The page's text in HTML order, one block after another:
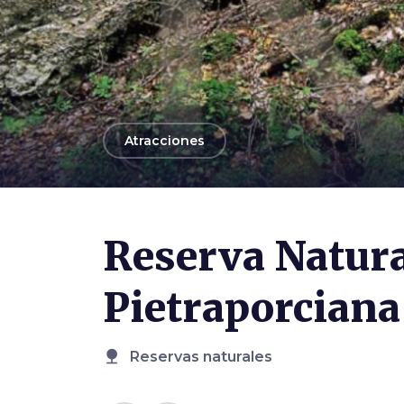
arrow_backAtracciones
Reserva
Pietraporciana
nature Reservas naturales